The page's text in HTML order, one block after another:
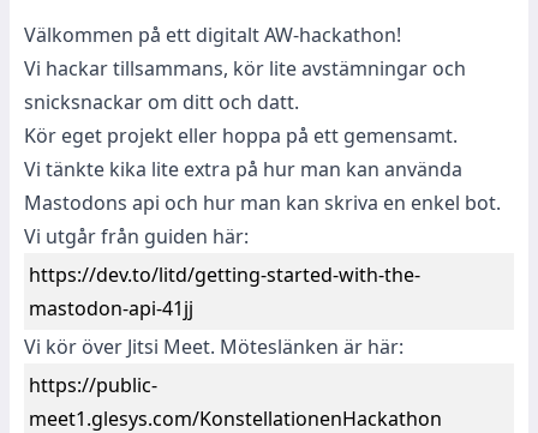
Välkommen på ett digitalt AW-hackathon!
Vi hackar tillsammans, kör lite avstämningar och
snicksnackar om ditt och datt.
Kör eget projekt eller hoppa på ett gemensamt.
Vi tänkte kika lite extra på hur man kan använda
Mastodons api och hur man kan skriva en enkel bot.
Vi utgår från guiden här:
https://dev.to/litd/getting-started-with-the-
mastodon-api-41jj
Vi kör över Jitsi Meet. Möteslänken är här:
https://public-
meet1.glesys.com/KonstellationenHackathon